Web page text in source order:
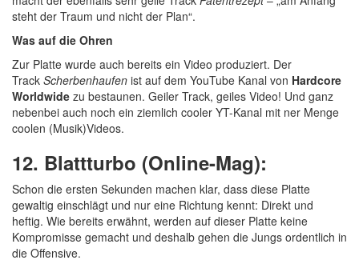
steht der Traum und nicht der Plan“.
Was auf die Ohren
Zur Platte wurde auch bereits ein Video produziert. Der
Track Scherbenhaufen ist auf dem YouTube Kanal von Hardcore
Worldwide zu bestaunen. Geiler Track, geiles Video! Und ganz
nebenbei auch noch ein ziemlich cooler YT-Kanal mit ner Menge
coolen (Musik)Videos.
12. Blattturbo (Online-Mag):
Schon die ersten Sekunden machen klar, dass diese Platte
gewaltig einschlägt und nur eine Richtung kennt: Direkt und
heftig. Wie bereits erwähnt, werden auf dieser Platte keine
Kompromisse gemacht und deshalb gehen die Jungs ordentlich in
die Offensive.